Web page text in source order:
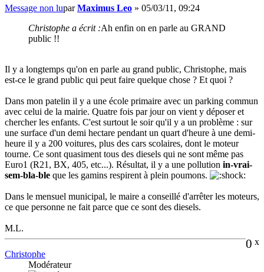
Message non luparMaximus Leo » 05/03/11, 09:24
Christophe a écrit :Ah enfin on en parle au GRAND
public !!
Il y a longtemps qu'on en parle au grand public, Christophe, mais
est-ce le grand public qui peut faire quelque chose ? Et quoi ?
Dans mon patelin il y a une école primaire avec un parking commun
avec celui de la mairie. Quatre fois par jour on vient y déposer et
chercher les enfants. C'est surtout le soir qu'il y a un problème : sur
une surface d'un demi hectare pendant un quart d'heure à une demi-
heure il y a 200 voitures, plus des cars scolaires, dont le moteur
tourne. Ce sont quasiment tous des diesels qui ne sont même pas
Euro1 (R21, BX, 405, etc...). Résultat, il y a une pollution in-vrai-
sem-bla-ble que les gamins respirent à plein poumons.
Dans le mensuel municipal, le maire a conseillé d'arrêter les moteurs,
ce que personne ne fait parce que ce sont des diesels.
M.L.
0 x
Christophe
Modérateur